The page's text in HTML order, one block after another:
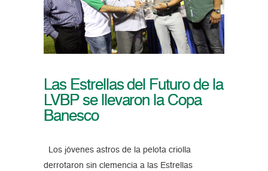
Las Estrellas del Futuro de la
LVBP se llevaron la Copa
Banesco
Los jóvenes astros de la pelota criolla
derrotaron sin clemencia a las Estrellas